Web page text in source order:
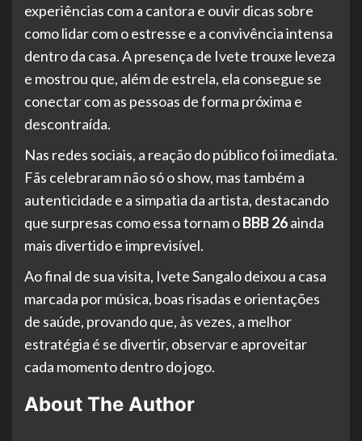
experiências com a cantora e ouvir dicas sobre
como lidar com o estresse e a convivência intensa
dentro da casa. A presença de Ivete trouxe leveza
e mostrou que, além de estrela, ela consegue se
conectar com as pessoas de forma próxima e
descontraída.
Nas redes sociais, a reação do público foi imediata.
Fãs celebraram não só o show, mas também a
autenticidade e a simpatia da artista, destacando
que surpresas como essa tornam oBBB 26ainda
mais divertido e imprevisível.
Ao final de sua visita, Ivete Sangalo deixou a casa
marcada por música, boas risadas e orientações
de saúde, provando que, às vezes, a melhor
estratégia é se divertir, observar e aproveitar
cada momento dentro do jogo.
About The Author